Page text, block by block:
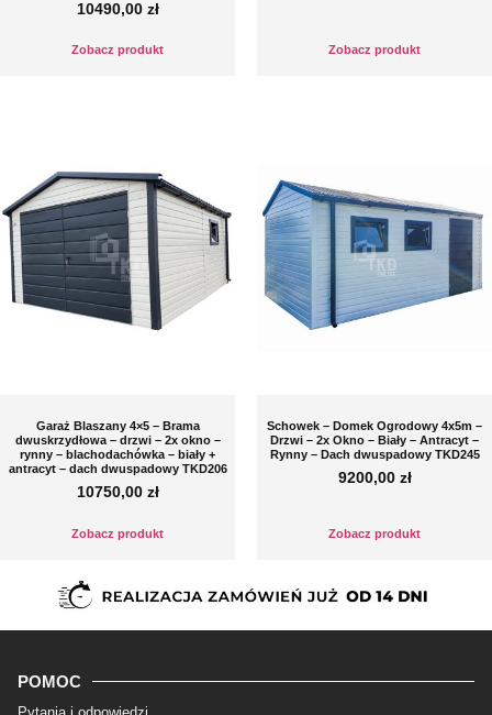
10490,00 zł
Zobacz produkt Zobacz produkt
Garaż Blaszany 4×5 – Brama
dwuskrzydłowa – drzwi – 2x okno –
rynny – blachodachówka – biały +
antracyt – dach dwuspadowy TKD206
10750,00 zł
Zobacz produkt
Schowek – Domek Ogrodowy 4x5m –
Drzwi – 2x Okno – Biały – Antracyt –
Rynny – Dach dwuspadowy TKD245
9200,00 zł
Zobacz produkt
POMOC